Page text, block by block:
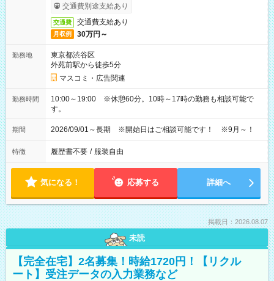
交通費別途支給あり
交通費 交通費支給あり
月収例 30万円～
勤務地
東京都渋谷区
外苑前駅から徒歩5分
マスコミ・広告関連
勤務時間
10:00～19:00 ※休憩60分。10時～17時の勤務も相談可能で
す。
期間 2026/09/01～長期 ※開始日はご相談可能です！ ※9月～！
特徴 履歴書不要 / 服装自由
気になる！ 応募する 詳細へ
掲載日：2026.08.07
未読
【完全在宅】2名募集！時給1720円！【リクル
ート】受注データの入力業務など